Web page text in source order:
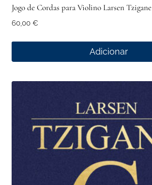
Jogo de Cordas para Violino Larsen Tzigane
60,00 €
Adicionar